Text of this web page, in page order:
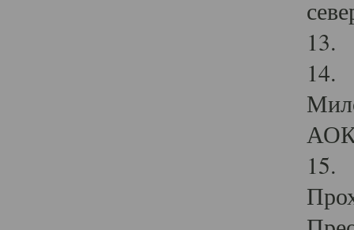
13.
14.
15.